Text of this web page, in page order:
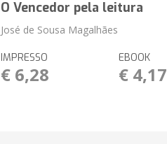
O Vencedor pela leitura
José de Sousa Magalhães
IMPRESSO
€ 6,28
EBOOK
€ 4,17